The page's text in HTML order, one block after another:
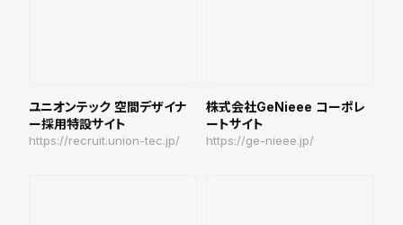
ユニオンテック 空間デザイナ
ー採用特設サイト
https://recruit.union-tec.jp/
株式会社GeNieee コーポレ
ートサイト
https://ge-nieee.jp/